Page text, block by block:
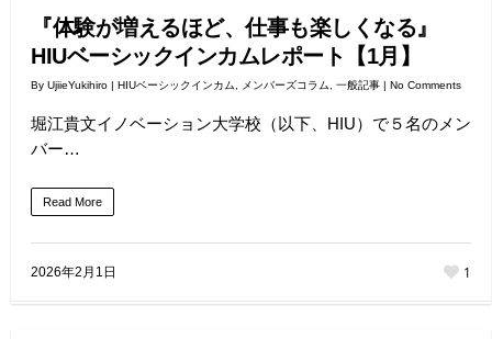
『体験が増えるほど、仕事も楽しくなる』
HIUベーシックインカムレポート【1月】
By UjiieYukihiro HIUベーシックインカム, メンバーズコラム, 一般記事 No Comments
堀江貴文イノベーション大学校（以下、HIU）で５名のメン
バー…
Read More
2026年2月1日 1